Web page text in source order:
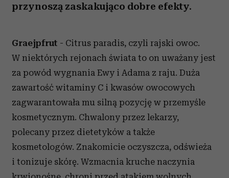
przynoszą zaskakująco dobre efekty.
Graejpfrut - Citrus paradis, czyli rajski owoc.
W niektórych rejonach świata to on uważany jest
za powód wygnania Ewy i Adama z raju. Duża
zawartość witaminy C i kwasów owocowych
zagwarantowała mu silną pozycję w przemyśle
kosmetycznym. Chwalony przez lekarzy,
polecany przez dietetyków a także
kosmetologów. Znakomicie oczyszcza, odświeża
i tonizuje skórę. Wzmacnia kruche naczynia